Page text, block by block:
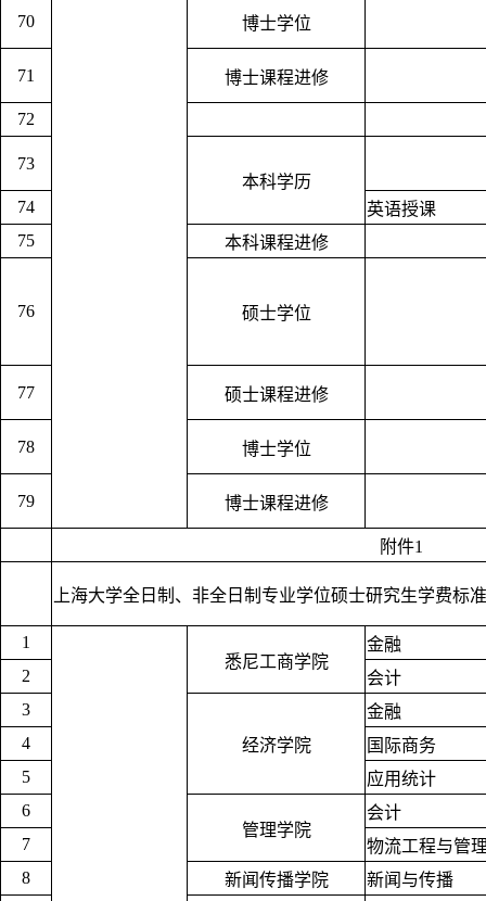
70 博士学位
71 博士课程进修
72
73
本科学历
74
英语授课
75
本科课程进修
76 硕士学位
77 硕士课程进修
78 博士学位
79 博士课程进修
附件1
上海大学全日制、非全日制专业学位硕士研究生学费标准
1
悉尼工商学院
金融
2
会计
3
经济学院
金融
4
国际商务
5
应用统计
6
管理学院
会计
7
物流工程与管
8
新闻传播学院
新闻与传播